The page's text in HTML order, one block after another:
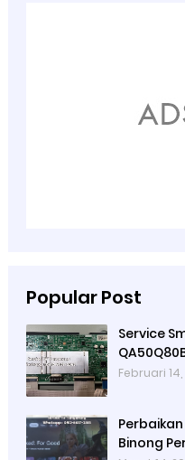
Popular Post
Service
Februari 14,
Binong